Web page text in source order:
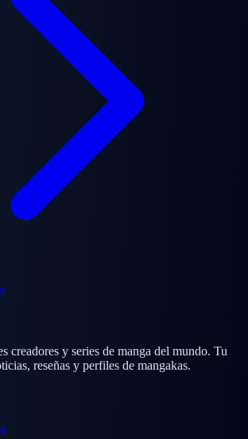
creadores y series de manga del mundo. Tu
reseñas y perfiles de mangakas.